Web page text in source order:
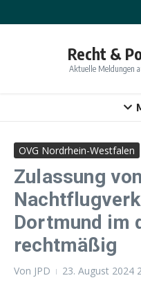
Recht &
Aktuelle Meldungen
OVG Nordrhein-Westfalen
Zulassung von
Dortmund im
rechtmäßig
Von JPD 23. August 2024